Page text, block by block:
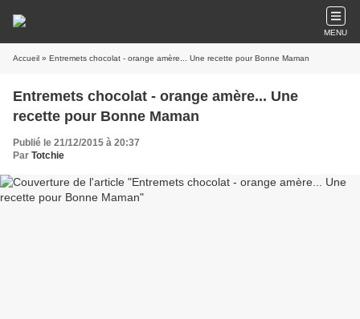
MENU
Accueil » Entremets chocolat - orange amère... Une recette pour Bonne Maman
Entremets chocolat - orange amère... Une
recette pour Bonne Maman
Publié le 21/12/2015 à 20:37
Par Totchie